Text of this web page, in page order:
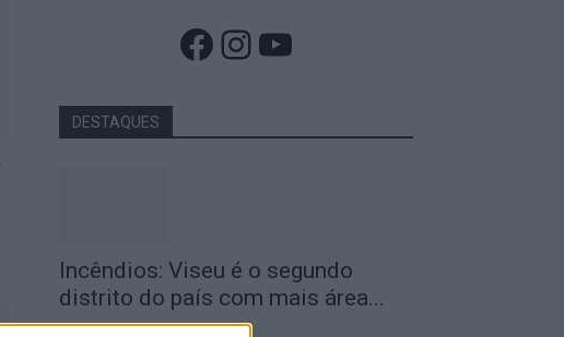
Facebook
Instagram
YouTube
DESTAQUES
Incêndios: Viseu é o segundo
distrito do país com mais área...
7 de Agosto, 2026